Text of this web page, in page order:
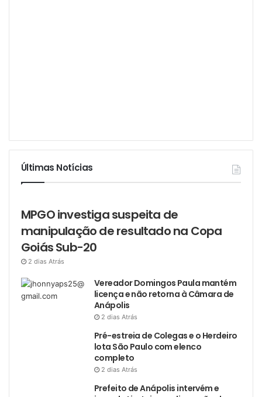
Últimas Notícias
MPGO investiga suspeita de
manipulação de resultado na Copa
Goiás Sub-20
2 dias Atrás
Vereador Domingos Paula mantém
licença e não retorna à Câmara de
Anápolis
2 dias Atrás
Pré-estreia de Colegas e o Herdeiro
lota São Paulo com elenco
completo
2 dias Atrás
Prefeito de Anápolis intervém e